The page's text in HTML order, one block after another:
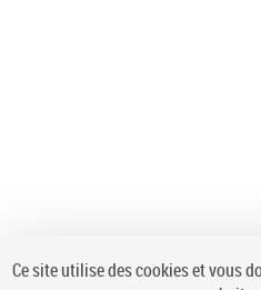
Auteur d’œuvre
Ce site utilise des cookies et vous